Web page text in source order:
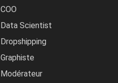
COO
Data Scientist
Dropshipping
Graphiste
Modérateur